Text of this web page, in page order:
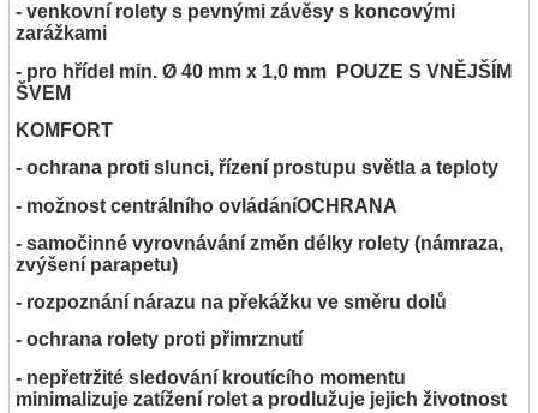
- venkovní rolety s pevnými závěsy s koncovými
zarážkami
- pro hřídel min. Ø 40 mm x 1,0 mm POUZE S VNĚJŠÍM
ŠVEM
KOMFORT
- ochrana proti slunci, řízení prostupu světla a teploty
- možnost centrálního ovládáníOCHRANA
- samočinné vyrovnávání změn délky rolety (námraza,
zvýšení parapetu)
- rozpoznání nárazu na překážku ve směru dolů
- ochrana rolety proti přimrznutí
- nepřetržité sledování kroutícího momentu
minimalizuje zatížení rolet a prodlužuje jejich životnost